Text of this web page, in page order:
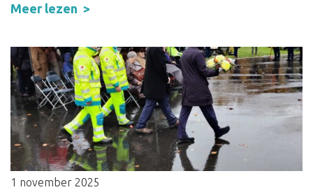
Meer lezen
1 november 2025